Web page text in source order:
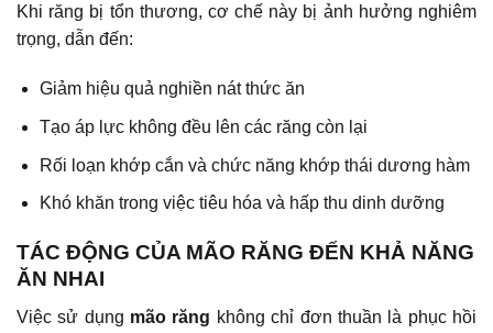
Khi răng bị tổn thương, cơ chế này bị ảnh hưởng nghiêm
trọng, dẫn đến:
Giảm hiệu quả nghiền nát thức ăn
Tạo áp lực không đều lên các răng còn lại
Rối loạn khớp cắn và chức năng khớp thái dương hàm
Khó khăn trong việc tiêu hóa và hấp thu dinh dưỡng
TÁC ĐỘNG CỦA MÃO RĂNG ĐẾN KHẢ NĂNG
ĂN NHAI
Việc sử dụng mão răng không chỉ đơn thuần là phục hồi